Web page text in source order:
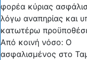
φορέα κύριας
λόγω αναπηρίας και
κατωτέρω
Από κοινή νόσο: Ο
ασφαλισμένος στο